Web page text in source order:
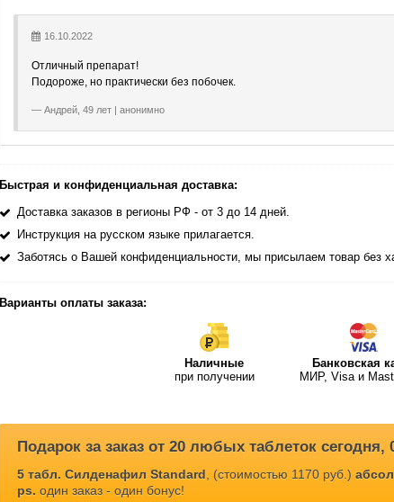
Эффект – до 36 часов.
Эрекция не может возникнуть спонтанно (без желания мужчины), его
мышц пещеристого тела полового члена. Кровь устремляется в пенис,
Состав
Одна таблетка примерно за полчаса до секса. Оптимальная доза – от 10
Запить стаканом воды.
После трех месяцев регулярного приема наблюдается стойкий результат.
Дженерик Сиалис Tadacip-20 не принимают в случае:
лечения нитратами;
тяжелых заболеваний почек и печени.
16.10.2022
Отличный препарат!
Подороже, но практически без побочек.
Андрей, 49 лет | анонимно
Быстрая и конфиденциальная доставка:
Доставка заказов в регионы РФ - от 3 до 14 дней.
Инструкция на русском языке прилагается.
Заботясь о Вашей конфиденциальности, мы присылаем товар без
Варианты оплаты заказа:
Наличные
при получении
Банковская
МИР, Visa и
Подарок за заказ от 20 любых таблеток
5 табл. Силденафил Standard , (стоимостью 1170 руб.)
ps. один заказ - один бонус!